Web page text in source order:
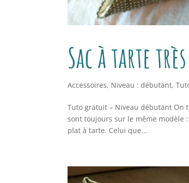
Sac à tarte
Accessoires, Niveau : débutant,
Tuto gratuit – Niveau débutant On
sont toujours sur le même modèle
plat à tarte. Celui que...